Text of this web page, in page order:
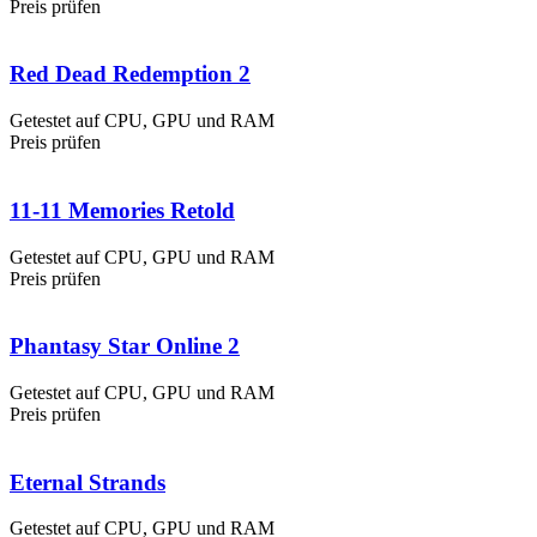
Preis prüfen
Red Dead Redemption 2
Getestet auf CPU, GPU und RAM
Preis prüfen
11-11 Memories Retold
Getestet auf CPU, GPU und RAM
Preis prüfen
Phantasy Star Online 2
Getestet auf CPU, GPU und RAM
Preis prüfen
Eternal Strands
Getestet auf CPU, GPU und RAM